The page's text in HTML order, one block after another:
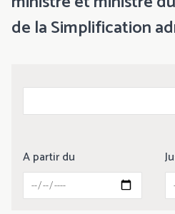
de la Simplification
A partir du